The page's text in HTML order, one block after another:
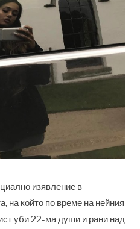
изявление в
на който по време на нейния
уби 22-ма души и рани над